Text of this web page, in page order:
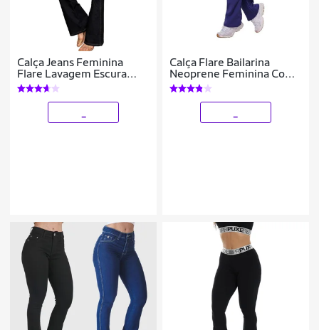
Calça Jeans Feminina
Flare Lavagem Escura
Premium Conforto
Calça Flare Bailarina
Neoprene Feminina Com
Bolso Cintura/Alta